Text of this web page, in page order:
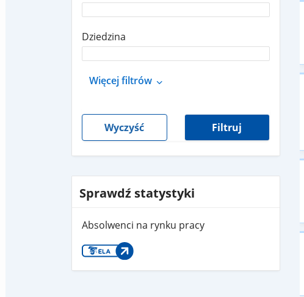
Dziedzina
Więcej filtrów
Wyczyść Filtruj
Sprawdź statystyki
Absolwenci na rynku pracy